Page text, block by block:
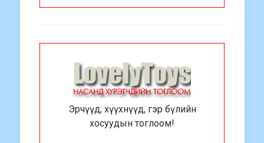
Эрчүүд, хүүхнүүд, гэр бүлийн
хосуудын тоглоом!